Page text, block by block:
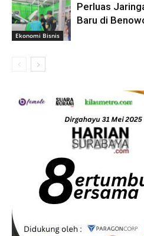
Ekonomi Bisnis
Perluas
Baru di